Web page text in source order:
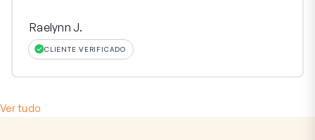
Raelynn J.
CLIENTE VERIFICADO
Ver tudo